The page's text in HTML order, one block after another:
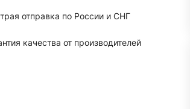
отправка по России и СНГ
качества от производителей